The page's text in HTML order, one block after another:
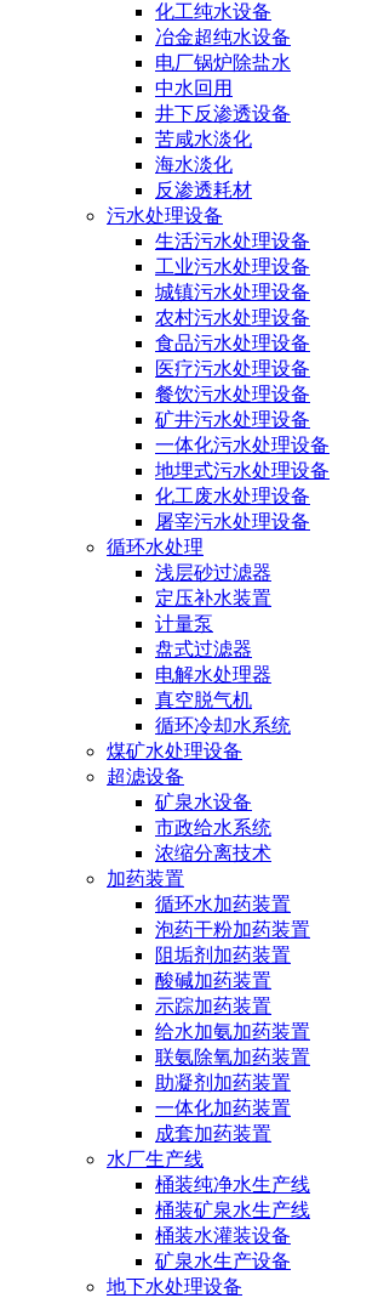
化工纯水设备
冶金超纯水设备
电厂锅炉除盐水
中水回用
井下反渗透设备
苦咸水淡化
海水淡化
反渗透耗材
污水处理设备
生活污水处理设备
工业污水处理设备
城镇污水处理设备
农村污水处理设备
食品污水处理设备
医疗污水处理设备
餐饮污水处理设备
矿井污水处理设备
一体化污水处理设备
地埋式污水处理设备
化工废水处理设备
屠宰污水处理设备
循环水处理
浅层砂过滤器
定压补水装置
计量泵
盘式过滤器
电解水处理器
真空脱气机
循环冷却水系统
煤矿水处理设备
超滤设备
矿泉水设备
市政给水系统
浓缩分离技术
加药装置
循环水加药装置
泡药干粉加药装置
阻垢剂加药装置
酸碱加药装置
示踪加药装置
给水加氨加药装置
联氨除氧加药装置
助凝剂加药装置
一体化加药装置
成套加药装置
水厂生产线
桶装纯净水生产线
桶装矿泉水生产线
桶装水灌装设备
矿泉水生产设备
地下水处理设备